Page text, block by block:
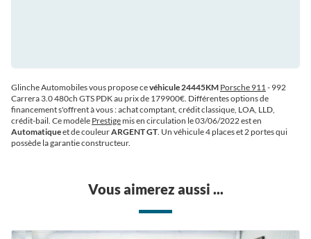
Glinche Automobiles vous propose cevéhicule 24445KM Porsche 911- 992
Carrera 3.0 480ch GTS PDK au prix de 179900€. Différentes options de
financement s'offrent à vous : achat comptant, crédit classique, LOA, LLD,
crédit-bail. Ce modèle Prestigemis en circulation le 03/06/2022 est en
Automatiqueet de couleurARGENT GT. Un véhicule 4 places et 2 portes qui
possède la garantie constructeur.
Vous aimerez aussi ...